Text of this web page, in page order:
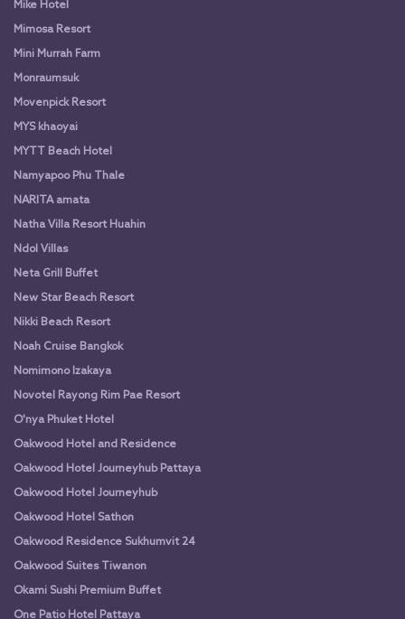
Mike Hotel
Mimosa Resort
Mini Murrah Farm
Monraumsuk
Movenpick Resort
MYS khaoyai
MYTT Beach Hotel
Namyapoo Phu Thale
NARITA amata
Natha Villa Resort Huahin
Ndol Villas
Neta Grill Buffet
New Star Beach Resort
Nikki Beach Resort
Noah Cruise Bangkok
Nomimono Izakaya
Novotel Rayong Rim Pae Resort
O'nya Phuket Hotel
Oakwood Hotel and Residence
Oakwood Hotel Journeyhub Pattaya
Oakwood Hotel Journeyhub
Oakwood Hotel Sathon
Oakwood Residence Sukhumvit 24
Oakwood Suites Tiwanon
Okami Sushi Premium Buffet
One Patio Hotel Pattaya